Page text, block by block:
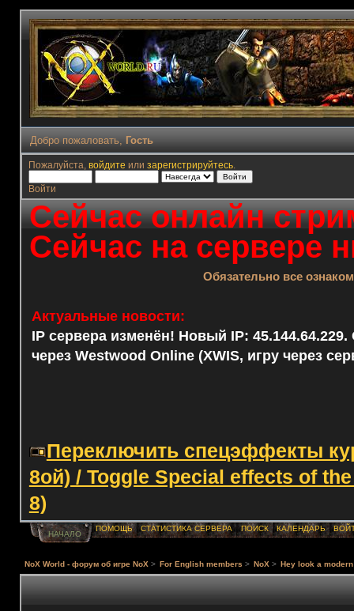
Добро пожаловать, Гость
Пожалуйста, войдите или зарегистрируйтесь.
Войти
Сейчас онлайн
Сейчас на сервере
Обязательно все
Актуальные новости:
IP сервера изменён! Новый IP: 45.144.64.229.
через Westwood Online (XWIS, игру через
Переключить спецэффекты
8ой) / Toggle Special effects of
8)
НАЧАЛО
ПОМОЩЬ СТАТИСТИКА СЕРВЕРА ПОИСК КАЛЕНДАРЬ
NoX World - форум об игре NoX > For English members > NoX > Hey look a